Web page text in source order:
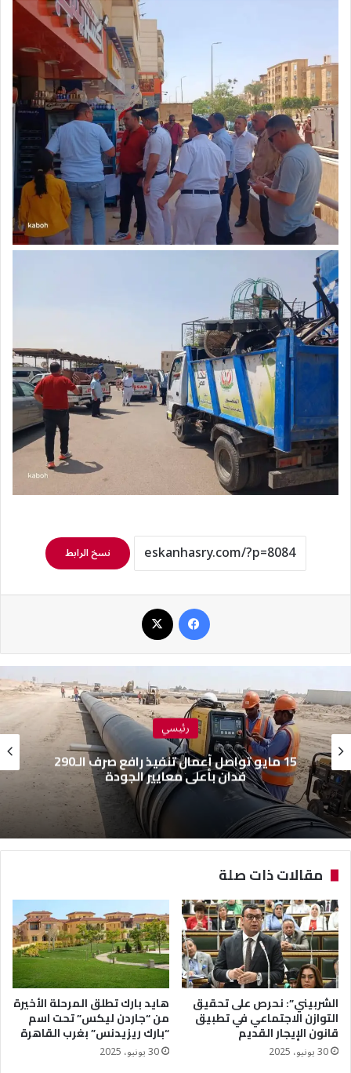
نسخ الرابط
رئيسي
جهاز 6 أكتوبر يلاحق الإشغالات بالقطاع الشرقي
بحملات مفاجئة
مقالات ذات صلة
الشربيني”: نحرص على تحقيق
التوازن الاجتماعي في تطبيق
قانون الإيجار القديم
30 يونيو، 2025
هايد بارك تطلق المرحلة الأخيرة
من “جاردن ليكس” تحت اسم
“بارك ريزيدنس” بغرب القاهرة
30 يونيو، 2025